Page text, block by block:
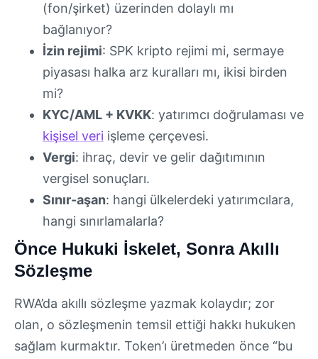
(fon/şirket) üzerinden dolaylı mı
bağlanıyor?
İzin rejimi: SPK kripto rejimi mi, sermaye
piyasası halka arz kuralları mı, ikisi birden
mi?
KYC/AML + KVKK: yatırımcı doğrulaması ve
kişisel veri işleme çerçevesi.
Vergi: ihraç, devir ve gelir dağıtımının
vergisel sonuçları.
Sınır-aşan: hangi ülkelerdeki yatırımcılara,
hangi sınırlamalarla?
Önce Hukuki İskelet, Sonra Akıllı
Sözleşme
RWA’da akıllı sözleşme yazmak kolaydır; zor
olan, o sözleşmenin temsil ettiği hakkı hukuken
sağlam kurmaktır. Token’ı üretmeden önce “bu